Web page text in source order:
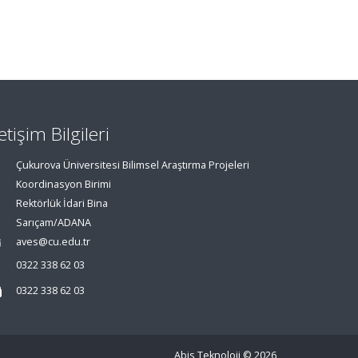
Bilgileri
Çukurova Üniversitesi Bilimsel Araştırma Projeleri
Koordinasyon Birimi
Rektörlük İdari Bina
Sarıçam/ADANA
aves@cu.edu.tr
0322 338 62 03
0322 338 62 03
Abis Teknoloji © 2026